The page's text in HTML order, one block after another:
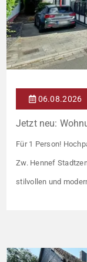
06.08.2026
Jetzt neu:
Für 1 Person!
Zw. Hennef
stilvollen und
Bodentiefe,